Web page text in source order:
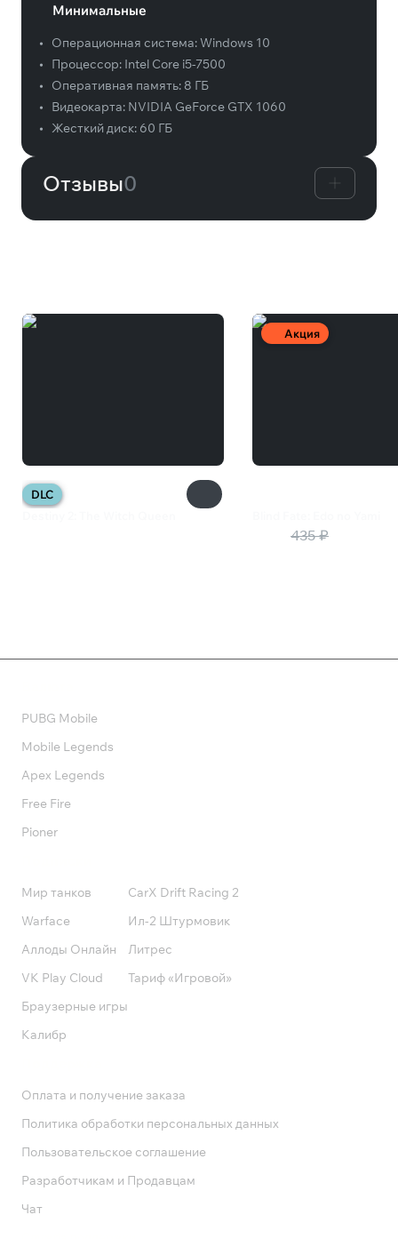
Минимальные
• Операционная система:Windows 10
•
Процессор: Intel Core i5-7500
•
Оперативная память: 8 ГБ
•
Видеокарта: NVIDIA GeForce GTX 1060
•
Жесткий диск: 60 ГБ
Отзывы0
DLC
Акция
435 ₽
PUBG Mobile
Mobile Legends
Apex Legends
Free Fire
Pioner
Мир танков
Warface
Аллоды Онлайн
VK Play Cloud
Браузерные игры
Калибр
CarX Drift Racing 2
Ил-2 Штурмовик
Литрес
Тариф «Игровой»
Оплата и получение заказа
Политика обработки персональных данных
Пользовательское соглашение
Разработчикам и Продавцам
Чат